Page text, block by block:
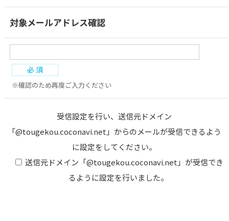
対象メールアドレス確認
※確認のため再度ご入力ください
受信設定を行い、送信元ドメイン
「@tougekou.coconavi.net」からのメールが受信できるよう
に設定をしてください。
送信元ドメイン「@tougekou.coconavi.net」が受信でき
るように設定を行いました。